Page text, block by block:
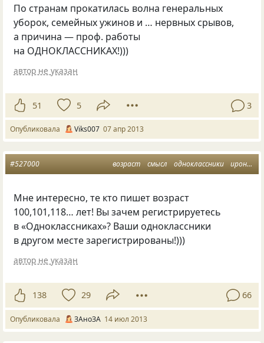
По странам прокатилась волна генеральных
уборок, семейных ужинов и … нервных срывов,
а причина — проф. работы
на ОДНОКЛАССНИКАХ!)))
автор не указан
51 5 3
Опубликовала Viks007 07 апр 2013
возраст смысл одноклассники ирония и юмор
#527000
Мне интересно, те кто пишет возраст
100,101,118… лет! Вы зачем регистрируетесь
в «Одноклассниках»? Ваши одноклассники
в другом месте зарегистрированы!)))
автор не указан
138 29 66
Опубликовала ЗАноЗА 14 июл 2013